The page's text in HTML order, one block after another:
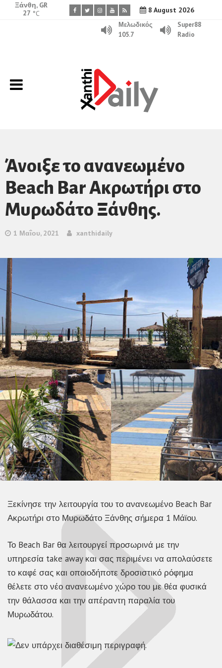
8 August 2026
Ξάνθη, GR
27 °C
Μελωδικός
105.7
Super88
Radio
Άνοιξε το ανανεωμένο
Beach Bar Ακρωτήρι στο
Μυρωδάτο Ξάνθης.
1 Μαΐου, 2021 xanthidaily
Ξεκίνησε την λειτουργία του το ανανεωμένο Beach Bar
Ακρωτήρι στο Μυρωδάτο Ξάνθης σήμερα 1 Μάϊου.
Το Beach Bar θα λειτουργεί προσωρινά με την
υπηρεσία take away και σας περιμένει να απολαύσετε
το καφέ σας και οποιοδήποτε δροσιστικό ρόφημα
θέλετε στο νέο ανανεωμένο χώρο του με θέα φυσικά
την θάλασσα και την απέραντη παραλία του
Μυρωδάτου.